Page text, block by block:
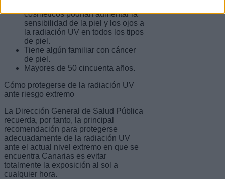
cosméticos podrían aumentar la
sensibilidad de la piel y los ojos a
la radiación UV en todos los tipos
de piel.
Tiene algún familiar con cáncer
de piel.
Mayores de 50 cincuenta años.
Cómo protegerse de la radiación UV
ante riesgo extremo
La Dirección General de Salud Pública
recuerda, por tanto, la principal
recomendación para protegerse
adecuadamente de la radiación UV
ante el actual nivel extremo en que se
encuentra Canarias es evitar
totalmente la exposición al sol a
cualquier hora.